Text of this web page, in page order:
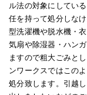
ル法の対象にしてい
任を持って処分しな
型洗濯機や脱水機・
気扇や除湿器・ハン
ますので粗大ごみと
ンワークスではこの
処分致します。引越